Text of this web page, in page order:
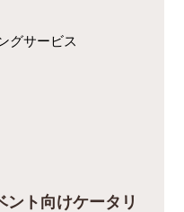
グサービス
ト向けケータリ